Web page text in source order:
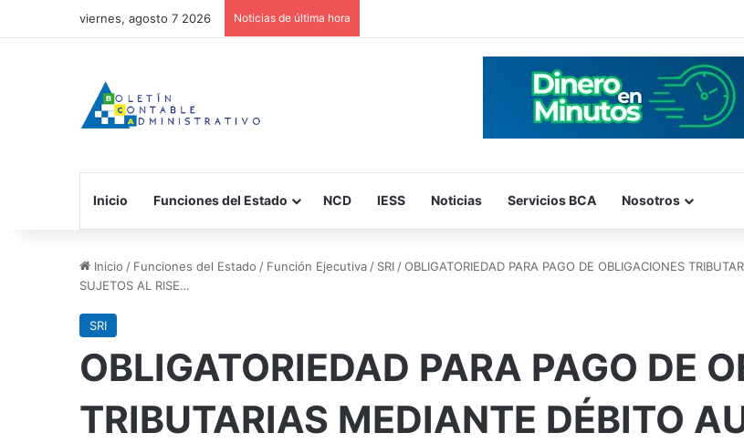
viernes, agosto 7 2026 Noticias de última hora
Inicio Funciones del Estado NCD IESS Noticias Servicios BCA Nosotros
Inicio / Funciones del Estado / Función Ejecutiva / SRI /OBLIGATORIEDAD PARA PAGO DE OBLIGACIONES
SUJETOS AL RISE…
SRI
OBLIGATORIEDAD PARA PAGO DE
TRIBUTARIAS MEDIANTE DÉBITO